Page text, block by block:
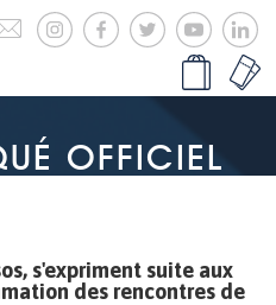
OFFICIEL
s'expriment suite aux
des rencontres de